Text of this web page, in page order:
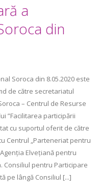
a
din
Soroca din 8.05.2020 este
de către secretariatul
– Centrul de Resurse
”Facilitarea participării
cu suportul oferit de către
Centrul „Parteneriat pentru
Elvețiană pentru
Consiliul pentru Participare
pe lângă Consiliul [...]